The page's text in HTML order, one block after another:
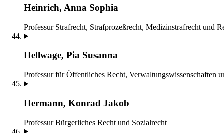
Heinrich, Anna Sophia
Professur Strafrecht, Strafprozeßrecht, Medizinstrafrecht und
Hellwage, Pia Susanna
Professur für Öffentliches Recht, Verwaltungswissenschaften
Hermann, Konrad Jakob
Professur Bürgerliches Recht und Sozialrecht